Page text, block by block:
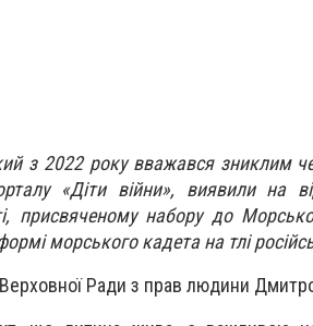
з 2022 року вважався зниклим
«Діти війни», виявили на
присвяченому набору до
морського кадета на тлі
Ради з прав людини